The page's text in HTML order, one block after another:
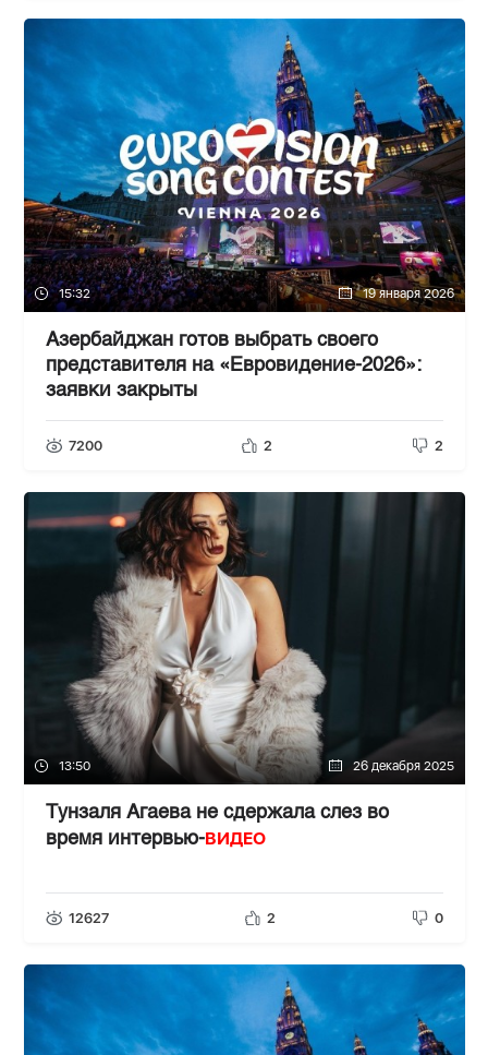
15:32 19 января 2026
Азербайджан готов выбрать своего
представителя на «Евровидение-2026»:
заявки закрыты
7200 2 2
13:50 26 декабря 2025
Тунзаля Агаева не сдержала слез во
время интервью-ВИДЕО
12627 2 0